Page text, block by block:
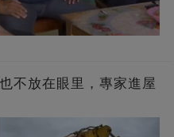
不放在眼里，專家進屋